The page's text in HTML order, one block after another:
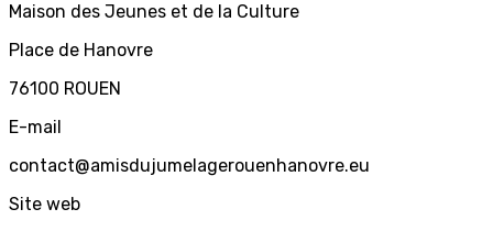
Maison des Jeunes et de la Culture
Place de Hanovre
76100 ROUEN
E-mail
contact@amisdujumelagerouenhanovre.eu
Site web